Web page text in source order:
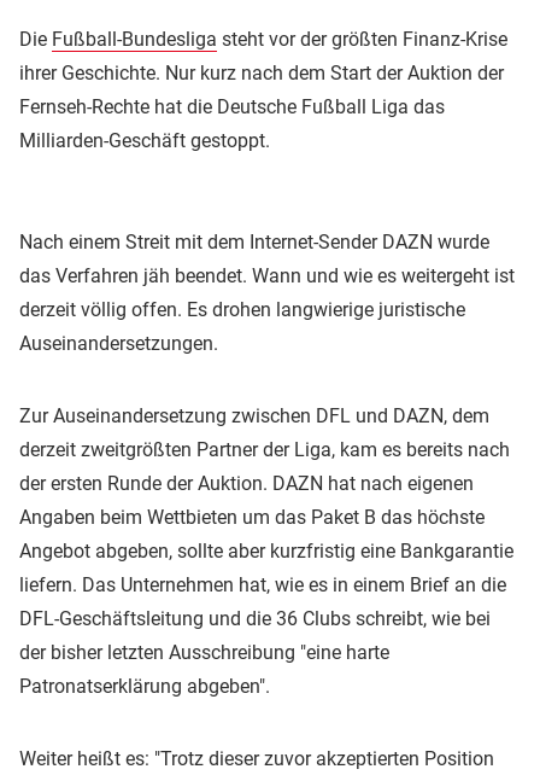
Die Fußball-Bundesliga steht vor der größten Finanz-Krise
ihrer Geschichte. Nur kurz nach dem Start der Auktion der
Fernseh-Rechte hat die Deutsche Fußball Liga das
Milliarden-Geschäft gestoppt.
Nach einem Streit mit dem Internet-Sender DAZN wurde
das Verfahren jäh beendet. Wann und wie es weitergeht ist
derzeit völlig offen. Es drohen langwierige juristische
Auseinandersetzungen.
Zur Auseinandersetzung zwischen DFL und DAZN, dem
derzeit zweitgrößten Partner der Liga, kam es bereits nach
der ersten Runde der Auktion. DAZN hat nach eigenen
Angaben beim Wettbieten um das Paket B das höchste
Angebot abgeben, sollte aber kurzfristig eine Bankgarantie
liefern. Das Unternehmen hat, wie es in einem Brief an die
DFL-Geschäftsleitung und die 36 Clubs schreibt, wie bei
der bisher letzten Ausschreibung "eine harte
Patronatserklärung abgeben".
Weiter heißt es: "Trotz dieser zuvor akzeptierten Position